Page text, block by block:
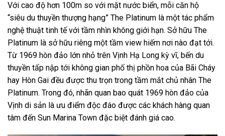
Với cao độ hơn 100m so với mặt nước biển, mỗi căn hộ
“siêu du thuyền thượng hạng” The Platinum là một tác phẩm
nghệ thuật tinh tế với tầm nhìn không giới hạn. Sở hữu The
Platinum là sở hữu riêng một tầm view hiếm nơi nào đạt tới.
Từ 1969 hòn đảo lớn nhỏ trên Vịnh Hạ Long kỳ vĩ, bến du
thuyền tấp nập tới không gian phố thị phồn hoa của Bãi Cháy
hay Hòn Gai đều được thu trọn trong tầm mắt chủ nhân The
Platinum. Trong đó, nhãn quan bao quát 1969 hòn đảo của
Vịnh di sản là ưu điểm độc đáo được các khách hàng quan
tâm đến Sun Marina Town đặc biệt đánh giá cao.